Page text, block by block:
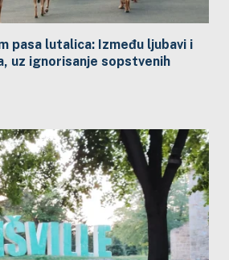
pasa lutalica: Između ljubavi i
uz ignorisanje sopstvenih